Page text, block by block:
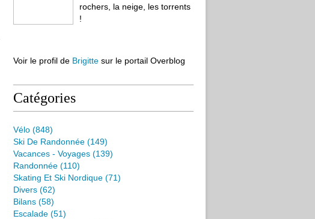
rochers, la neige, les torrents
!
Voir le profil de Brigitte sur le portail Overblog
Catégories
Vélo (848)
Ski De Randonnée (149)
Vacances - Voyages (139)
Randonnée (110)
Skating Et Ski Nordique (71)
Divers (62)
Bilans (58)
Escalade (51)